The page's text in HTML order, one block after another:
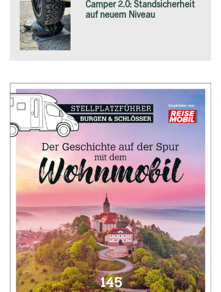
Camper 2.0: Standsicherheit
auf neuem Niveau